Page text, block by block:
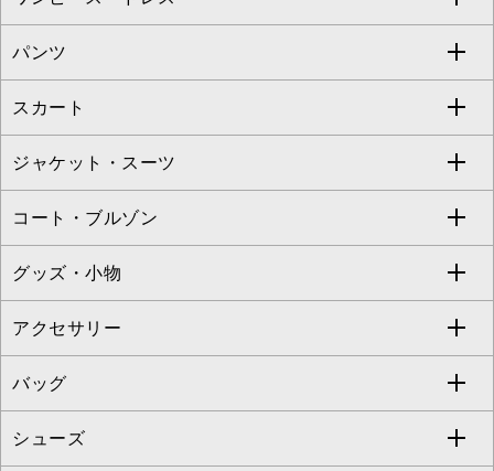
カットソー・Tシャツ
ブラウス・シャツ
ニット・セーター
カーディガン
アンサンブルセット
ベスト・ジレ
パーカー
タンクトップ・キャミソール
すべてのワンピース・ドレス
ワンピース
ドレス
チュニック
ジャンパースカート
その他のワンピース・ドレス
パンツ
すべてのパンツ
フルレングスパンツ
クロップド・半端丈パンツ
ガウチョ・ワイドパンツ
ハーフ・ショート丈パンツ
サロペット・オールインワン
その他のパンツ
スカート
すべてのスカート
ロング・マキシ丈スカート
ひざ丈スカート
ミモレ丈スカート
ショート・ミニ丈スカート
その他のスカート
ジャケット・スーツ
すべてのジャケット・スーツ
テーラードジャケット
ノーカラージャケット
セットアップ
セットアップジャケット
コート・ブルゾン
すべてのコート・ブルゾン
トレンチコート
ピーコート
ダッフルコート
グッズ・小物
すべてのグッズ・小物
マスク
ストール・マフラー・スヌード
アクセサリー
すべてのアクセサリー
ネックレス
バッグ
すべてのバッグ
シューズ